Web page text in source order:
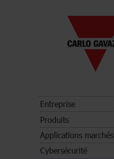
Entreprise
Produits
Applications marchés
Cybersécurité